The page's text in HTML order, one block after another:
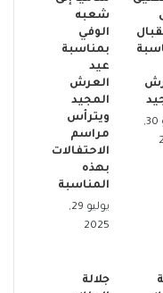
يوليو 30,
شعبه
الوفي
بمناسبة
عيد
العرش
المجيد
ويترأس
مراسم
الاحتفالات
بهذه
المناسبة
يوليو 29,
2025
جلالة